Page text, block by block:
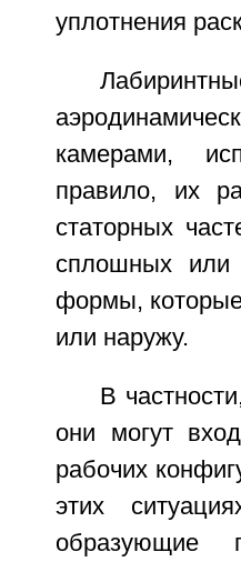
уплотнения
камерами,
правило, их
статорных
сплошных или
формы,
или наружу.
В
они могут
рабочих
этих
образующие